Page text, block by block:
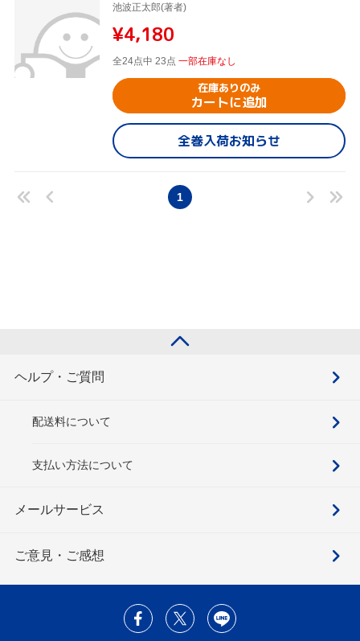
池波正太郎(著者)
¥4,180
全24点中 23点 一部在庫なし
在庫ありのみ
カートに追加
全巻入荷お知らせ
1
ヘルプ・ご質問
配送料について
支払い方法について
メールサービス
ご意見・ご感想